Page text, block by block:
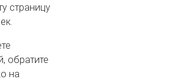
страницу
обратите
на